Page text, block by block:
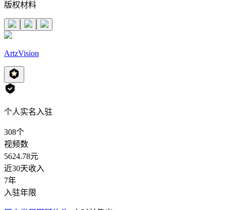
版权材料
ArtzVision
个人实名入驻
308个
视频数
5624.78元
近30天收入
7年
入驻年限